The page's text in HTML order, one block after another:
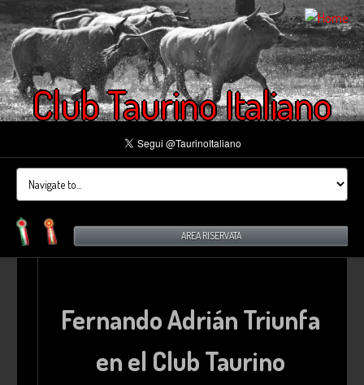
Club Taurino Italiano
AREA RISERVATA
Fernando Adrián Triunfa
en el Club Taurino